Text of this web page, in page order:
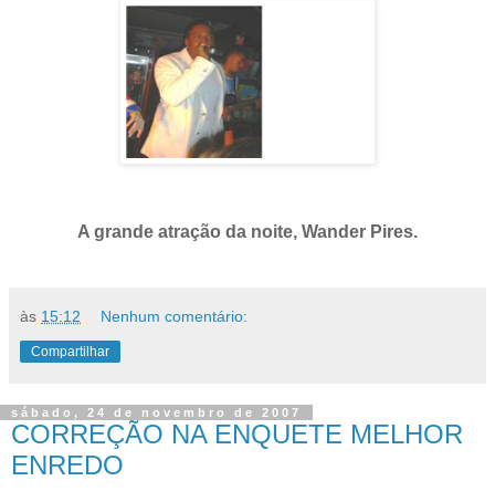
A grande atração da noite, Wander Pires.
às 15:12 Nenhum comentário:
Compartilhar
sábado, 24 de novembro de 2007
CORREÇÃO NA ENQUETE MELHOR
ENREDO